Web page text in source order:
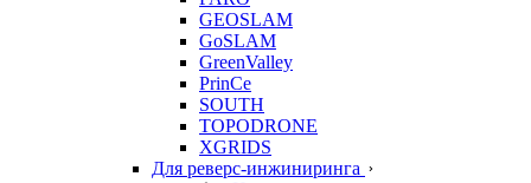
GEOSLAM
GoSLAM
GreenValley
PrinCe
SOUTH
TOPODRONE
XGRIDS
Для реверс-инжиниринга